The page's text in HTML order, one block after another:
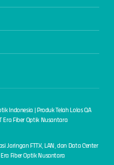
Indonesia | Produk Telah Lolos QA
Era Fiber Optik Nusantara
Jaringan FTTX, LAN, dan Data Center
Era Fiber Optik Nusantara